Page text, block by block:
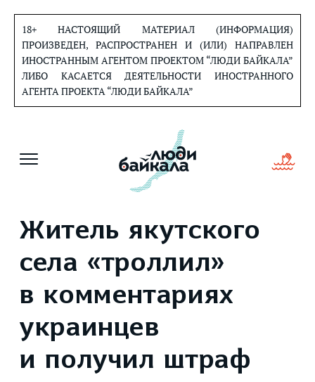
содержанию
18+ НАСТОЯЩИЙ МАТЕРИАЛ (ИНФОРМАЦИЯ)
ПРОИЗВЕДЕН, РАСПРОСТРАНЕН И (ИЛИ) НАПРАВЛЕН
ИНОСТРАННЫМ АГЕНТОМ ПРОЕКТОМ “ЛЮДИ БАЙКАЛА”
ЛИБО КАСАЕТСЯ ДЕЯТЕЛЬНОСТИ ИНОСТРАННОГО
АГЕНТА ПРОЕКТА “ЛЮДИ БАЙКАЛА”
Житель якутского
села «троллил»
в комментариях
украинцев
и получил штраф